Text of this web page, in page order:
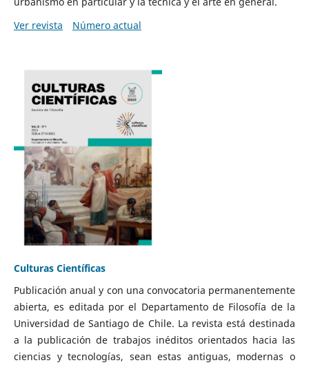
Ver revista
Número actual
Culturas Científicas
Publicación anual y con una convocatoria permanentemente
abierta, es editada por el Departamento de Filosofía de la
Universidad de Santiago de Chile. La revista está destinada
a la publicación de trabajos inéditos orientados hacia las
ciencias y tecnologías, sean estas antiguas, modernas o